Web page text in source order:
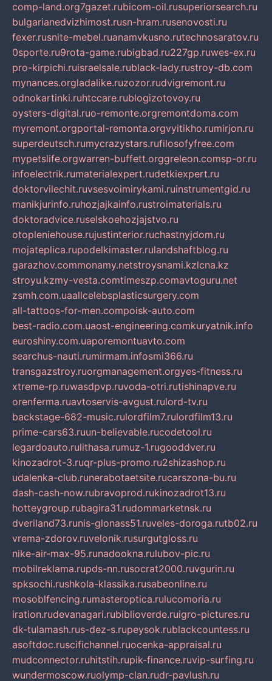
comp-land.org7gazet.rubicom-oil.rusuperiorsearch.ru
bulgarianedvizhimost.rusn-hram.rusenovosti.ru
fexer.rusnite-mebel.ruanamvkusno.rutechnosaratov.ru
0sporte.ru9rota-game.rubigbad.ru227gp.ruwes-ex.ru
pro-kirpichi.ruisraelsale.rublack-lady.rustroy-db.com
mynances.orgladalike.ruzozor.rudvigremont.ru
odnokartinki.ruhtccare.rublogizotovoy.ru
oysters-digital.ruo-remonte.orgremontdoma.com
myremont.orgportal-remonta.orgvyitikho.rumirjon.ru
superdeutsch.rumycrazystars.rufilosofyfree.com
mypetslife.orgwarren-buffett.orggreleon.comsp-or.ru
infoelectrik.rumaterialexpert.rudetkiexpert.ru
doktorvilechit.ruvsesvoimirykami.ruinstrumentgid.ru
manikjurinfo.ruhozjajkainfo.rustroimaterials.ru
doktoradvice.ruselskoehozjajstvo.ru
otopleniehouse.rujustinterior.ruchastnyjdom.ru
mojateplica.rupodelkimaster.rulandshaftblog.ru
garazhov.commonamy.netstroysnami.kzlcna.kz
stroyu.kzmy-vesta.comtimeszp.comavtoguru.net
zsmh.com.uaallcelebsplasticsurgery.com
all-tattoos-for-men.compoisk-auto.com
best-radio.com.uaost-engineering.comkuryatnik.info
euroshiny.com.uaporemontuavto.com
searchus-nauti.rumirmam.infosmi366.ru
transgazstroy.ruorgmanagement.orgyes-fitness.ru
xtreme-rp.ruwasdpvp.ruvoda-otri.rutishinapve.ru
orenferma.ruavtoservis-avgust.rulord-tv.ru
backstage-682-music.rulordfilm7.rulordfilm13.ru
prime-cars63.ruun-believable.rucodetool.ru
legardoauto.rulithasa.rumuz-1.rugooddver.ru
kinozadrot-3.ruqr-plus-promo.ru2shizashop.ru
udalenka-club.runerabotaetsite.rucarszona-bu.ru
dash-cash-now.rubravoprod.rukinozadrot13.ru
hotteygroup.rubagira31.rudommarketnsk.ru
dveriland73.runis-glonass51.ruveles-doroga.rutb02.ru
vrema-zdorov.ruvelonik.rusurgutgloss.ru
nike-air-max-95.runadookna.rulubov-pic.ru
mobilreklama.rupds-nn.rusocrat2000.ruvgurin.ru
spksochi.rushkola-klassika.rusabeonline.ru
mosoblfencing.rumasteroptica.rulucomoria.ru
iration.rudevanagari.rubiblioverde.ruigro-pictures.ru
dk-tulamash.rus-dez-s.rupeysok.rublackcountess.ru
asoftdoc.ruscifichannel.ruocenka-appraisal.ru
mudconnector.ruhitstih.rupik-finance.ruvip-surfing.ru
wundermoscow.ruolymp-clan.rudr-pavlush.ru